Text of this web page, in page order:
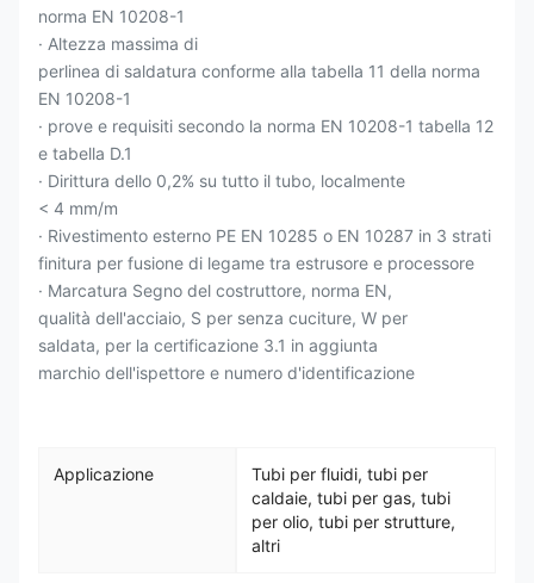
norma EN 10208-1
· Altezza massima di
perlinea di saldatura conforme alla tabella 11 della norma
EN 10208-1
· prove e requisiti secondo la norma EN 10208-1 tabella 12
e tabella D.1
· Dirittura dello 0,2% su tutto il tubo, localmente
< 4 mm/m
· Rivestimento esterno PE EN 10285 o EN 10287 in 3 strati
finitura per fusione di legame tra estrusore e processore
· Marcatura Segno del costruttore, norma EN,
qualità dell'acciaio, S per senza cuciture, W per
saldata, per la certificazione 3.1 in aggiunta
marchio dell'ispettore e numero d'identificazione
Applicazione
Tubi per fluidi, tubi per
caldaie, tubi per gas, tubi
per olio, tubi per strutture,
altri